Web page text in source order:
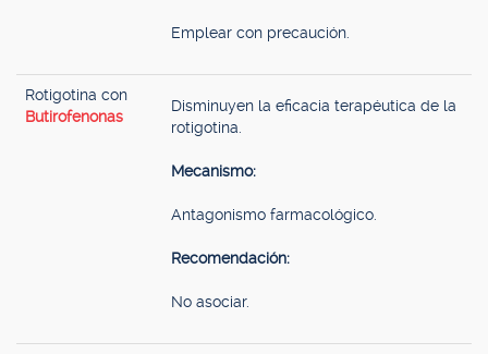
Emplear con precaución.
Rotigotina con
Butirofenonas
Disminuyen la eficacia terapéutica de la
rotigotina.
Mecanismo:
Antagonismo farmacológico.
Recomendación:
No asociar.